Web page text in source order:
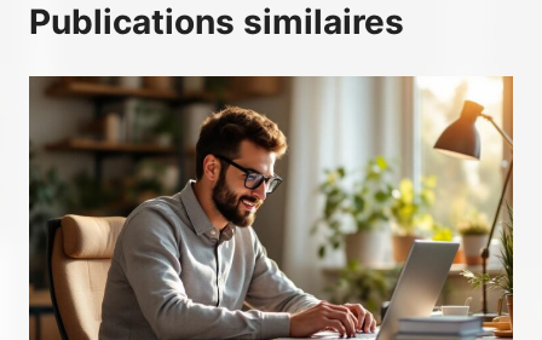
Publications similaires